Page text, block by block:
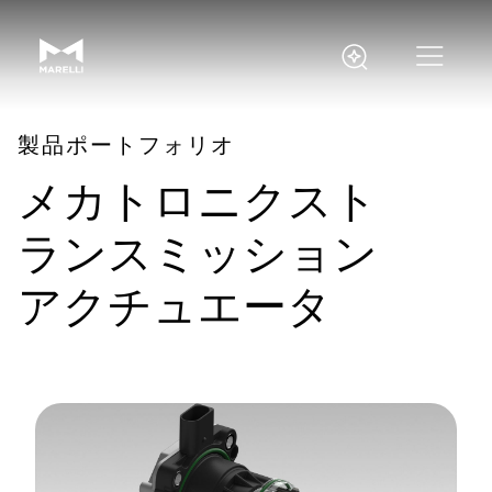
製品ポートフォリオ
メカトロニクスト
ランスミッション
アクチュエータ